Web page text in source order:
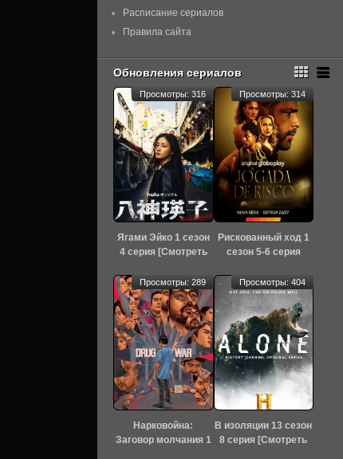
Расписание сериалов
Правила сайта
Обновления сериалов
Ягами Эйко 1 сезон
4 серия [Смотреть
Просмотры: 316
Рискованный ход 1
сезон 5-6 серия
Просмотры: 314
Нарковойна:
Заговор молчания 1
Просмотры: 289
В изоляции 13 сезон
8 серия [Смотреть
Просмотры: 404